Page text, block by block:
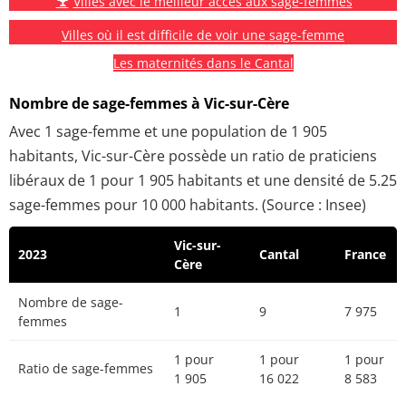
Villes où il est difficile de voir une sage-femme
Les maternités dans le Cantal
Nombre de sage-femmes à Vic-sur-Cère
Avec 1 sage-femme et une population de 1 905
habitants, Vic-sur-Cère possède un ratio de praticiens
libéraux de 1 pour 1 905 habitants et une densité de 5.25
sage-femmes pour 10 000 habitants. (Source : Insee)
2023
Vic-sur-
Cère
Cantal France
Nombre de sage-
femmes
1 9 7 975
Ratio de sage-femmes
1 pour
1 905
1 pour
16 022
1 pour
8 583